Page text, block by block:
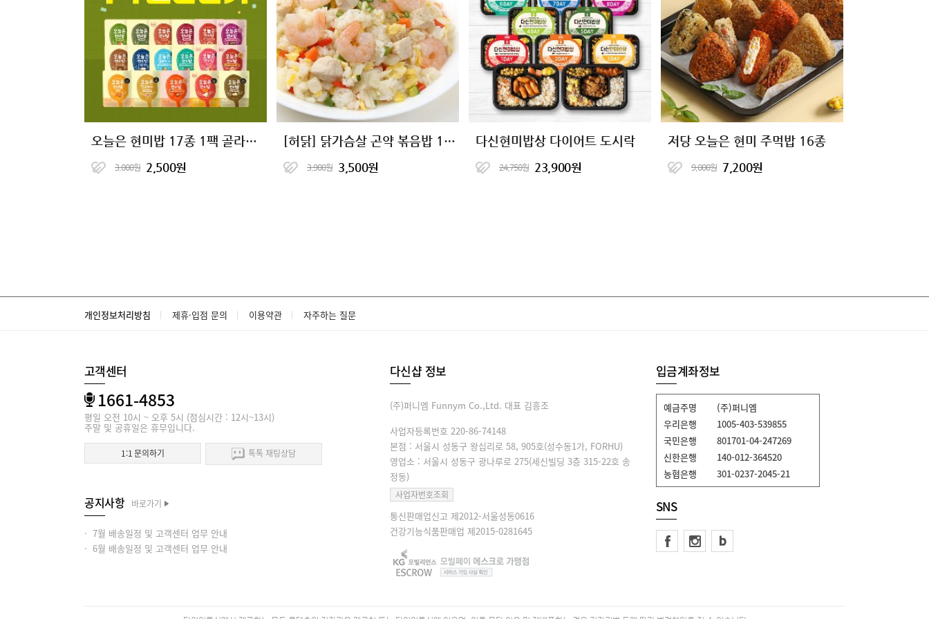
오늘은 현미밥 17종 1팩 골라담기
3,000원 2,500원
[허닭] 닭가슴살 곤약 볶음밥 10종 골라담기
3,900원 3,500원
다신현미밥상 다이어트 도시락
24,750원 23,900원
저당 오늘은 현미 주먹밥 16종
9,000원 7,200원
개인정보처리방침 제휴·입점 문의 이용약관 자주하는 질문
고객센터
1661-4853
평일 오전 10시 ~ 오후 5시 (점심시간 : 12시~13시)
주말 및 공휴일은 휴무입니다.
1:1 문의하기 톡톡 채팅상담
공지사항 바로가기
· 7월 배송일정 및 고객센터 업무 안내
· 6월 배송일정 및 고객센터 업무 안내
다신샵 정보
(주)퍼니엠 Funnym Co.,Ltd. 대표 김흥조
사업자등록번호 220-86-74148
본점 : 서울시 성동구 왕십리로 58, 905호(성수동1가, FORHU)
영업소 : 서울시 성동구 광나루로 275(세신빌딩 3층 315-22호 송
정동)
사업자번호조회
통신판매업신고 제2012-서울성동0616
건강기능식품판매업 제2015-0281645
입금계좌정보
예금주명
(주)퍼니엠
우리은행
1005-403-539855
국민은행
801701-04-247269
신한은행
140-012-364520
농협은행
301-0237-2045-21
SNS